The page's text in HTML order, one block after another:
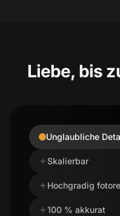
Liebe, bis
Unglaubliche
Skalierbar
Hochgradig
100 % akkurat